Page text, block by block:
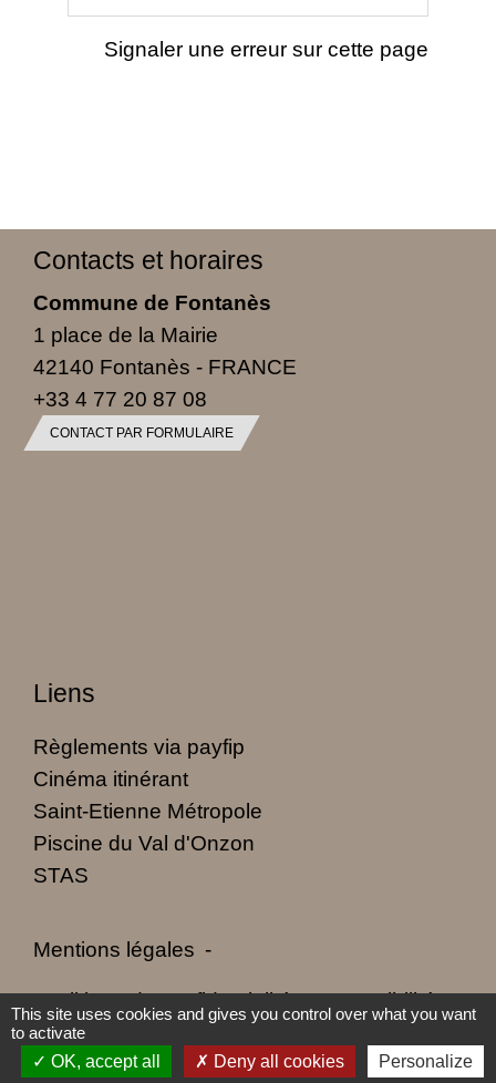
Signaler une erreur sur cette page
Contacts et horaires
Commune de Fontanès
1 place de la Mairie
42140 Fontanès - FRANCE
+33 4 77 20 87 08
CONTACT PAR FORMULAIRE
Liens
Règlements via payfip
Cinéma itinérant
Saint-Etienne Métropole
Piscine du Val d'Onzon
STAS
Mentions légales -
Politique de confidentialité - Accessibilité -
Plan du site - Gestion des cookies
This site uses cookies and gives you control over what you want
to activate
OK, accept all
Deny all cookies Personalize